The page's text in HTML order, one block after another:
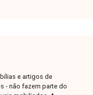
e artigos de
- não fazem parte do